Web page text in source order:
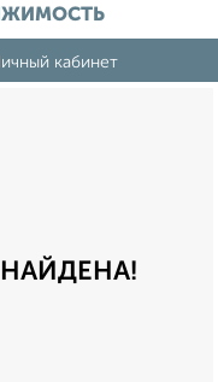
кабинет